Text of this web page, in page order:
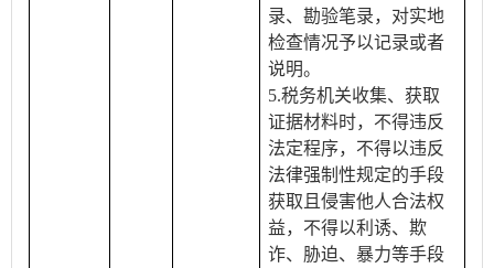
录、勘验笔录，对实地
检查情况予以记录或者
说明。
5.税务机关收集、获取
证据材料时，不得违反
法定程序，不得以违反
法律强制性规定的手段
获取且侵害他人合法权
益，不得以利诱、欺
诈、胁迫、暴力等手段